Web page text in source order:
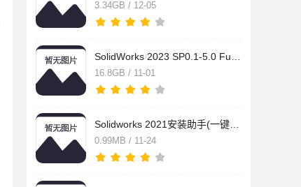
3.34GB / 12-05
16.8GB / 11-01
0.99MB / 11-24